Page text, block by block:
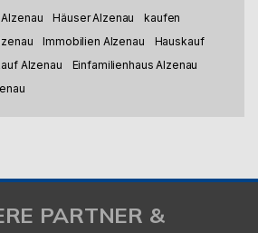
Häuser Alzenau
kaufen
Immobilien Alzenau
Hauskauf
Alzenau
Einfamilienhaus Alzenau
PARTNER &